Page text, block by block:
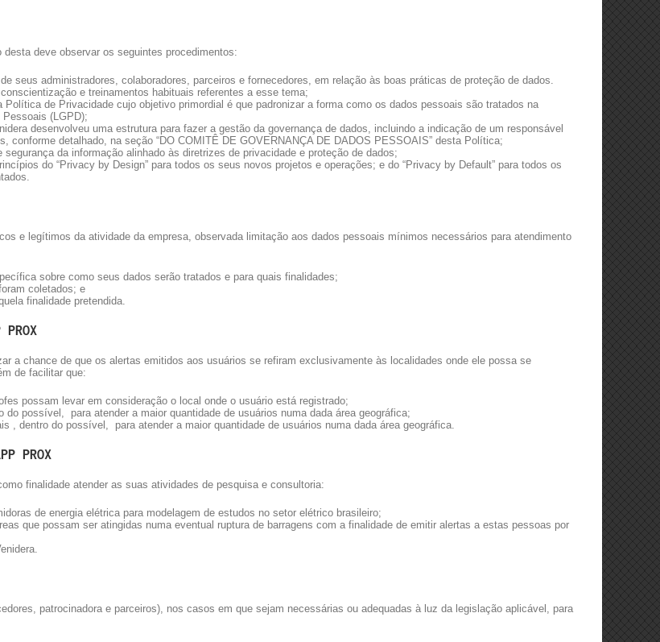
deve observar os seguintes procedimentos:
seus administradores, colaboradores, parceiros e fornecedores, em relação às boas práticas de proteção de dados.
e treinamentos habituais referentes a esse tema;
de Privacidade cujo objetivo primordial é que padronizar a forma como os dados pessoais são tratados na
(LGPD);
desenvolveu uma estrutura para fazer a gestão da governança de dados, incluindo a indicação de um responsável
conforme detalhado, na seção “DO COMITÊ DE GOVERNANÇA DE DADOS PESSOAIS” desta Política;
da informação alinhado às diretrizes de privacidade e proteção de dados;
do “Privacy by Design” para todos os seus novos projetos e operações; e do “Privacy by Default” para todos os
e legítimos da atividade da empresa, observada limitação aos dados pessoais mínimos necessários para atendimento
sobre como seus dados serão tratados e para quais finalidades;
coletados; e
finalidade pretendida.
PROX
a chance de que os alertas emitidos aos usuários se refiram exclusivamente às localidades onde ele possa se
de facilitar que:
possam levar em consideração o local onde o usuário está registrado;
possível, para atender a maior quantidade de usuários numa dada área geográfica;
, dentro do possível, para atender a maior quantidade de usuários numa dada área geográfica.
PROX
finalidade atender as suas atividades de pesquisa e consultoria:
de energia elétrica para modelagem de estudos no setor elétrico brasileiro;
que possam ser atingidas numa eventual ruptura de barragens com a finalidade de emitir alertas a estas pessoas por
patrocinadora e parceiros), nos casos em que sejam necessárias ou adequadas à luz da legislação aplicável, para